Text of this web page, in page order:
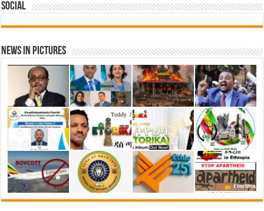
Social
News in Pictures